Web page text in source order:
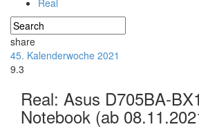
Real
share
45. Kalenderwoche 2021
9.3
Real: Asus D705BA-
Notebook (ab